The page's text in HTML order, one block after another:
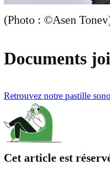
(Photo : ©Asen
Documents
Retrouvez notre pastille
Cet article est